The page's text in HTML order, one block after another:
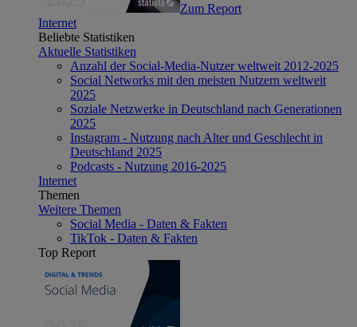
Zum Report
Internet
Beliebte Statistiken
Aktuelle Statistiken
Anzahl der Social-Media-Nutzer weltweit 2012-2025
Social Networks mit den meisten Nutzern weltweit
2025
Soziale Netzwerke in Deutschland nach Generationen
2025
Instagram - Nutzung nach Alter und Geschlecht in
Deutschland 2025
Podcasts - Nutzung 2016-2025
Internet
Themen
Weitere Themen
Social Media - Daten & Fakten
TikTok - Daten & Fakten
Top Report